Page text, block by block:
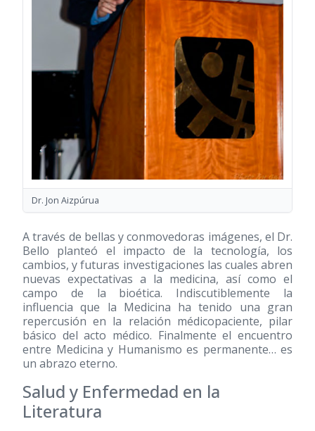
Dr. Jon Aizpúrua
A través de bellas y conmovedoras imágenes, el Dr.
Bello planteó el impacto de la tecnología, los
cambios, y futuras investigaciones las cuales abren
nuevas expectativas a la medicina, así como el
campo de la bioética. Indiscutiblemente la
influencia que la Medicina ha tenido una gran
repercusión en la relación médicopaciente, pilar
básico del acto médico. Finalmente el encuentro
entre Medicina y Humanismo es permanente… es
un abrazo eterno.
Salud y Enfermedad en la
Literatura